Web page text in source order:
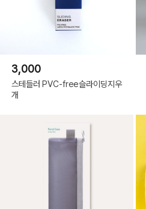
3,000
스테들러 PVC-free슬라이딩지우
개